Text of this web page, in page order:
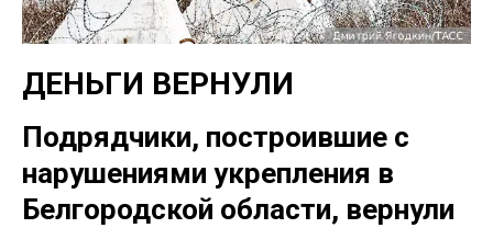
ДЕНЬГИ ВЕРНУЛИ
Подрядчики, построившие с
нарушениями укрепления в
Белгородской области, вернули